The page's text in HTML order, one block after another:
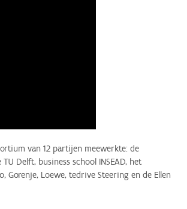
van 12 partijen meewerkte: de
Delft, business school INSEAD, het
Gorenje, Loewe, tedrive Steering en de Ellen